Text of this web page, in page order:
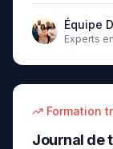
Équipe
Experts
Formation
Journal de